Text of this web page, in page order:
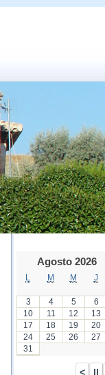
Agosto 2026
M M J
3
4 5 6
10
11 12 13
17
18 19 20
24
25 26 27
31